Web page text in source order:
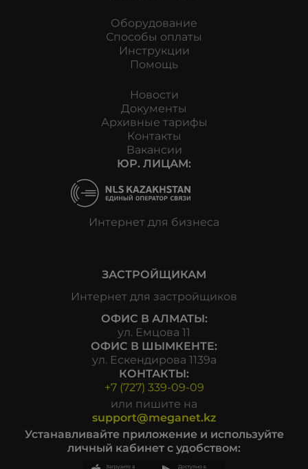
Оборудование
Способы оплаты
Инструкции
Помощь
Новости
Документы
Архивные тарифы
Контакты
Вакансии
ЮР. ЛИЦАМ:
Интернет для бизнеса
ЗАСТРОЙЩИКАМ
Интернет для застройщиков
ОФИС В АЛМАТЫ:
ул. Емцова 11
ОФИС В ШЫМКЕНТЕ:
ул. Ескендирова 1139а
КОНТАКТЫ:
+7 (727) 339-09-09
или пишите на
support@meganet.kz
Устанавливайте приложение и используйте
личный кабинет с удобством: